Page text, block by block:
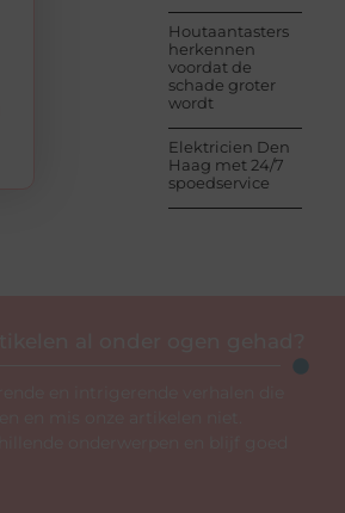
Houtaantasters
herkennen
voordat de
schade groter
wordt
Elektricien Den
Haag met 24/7
spoedservice